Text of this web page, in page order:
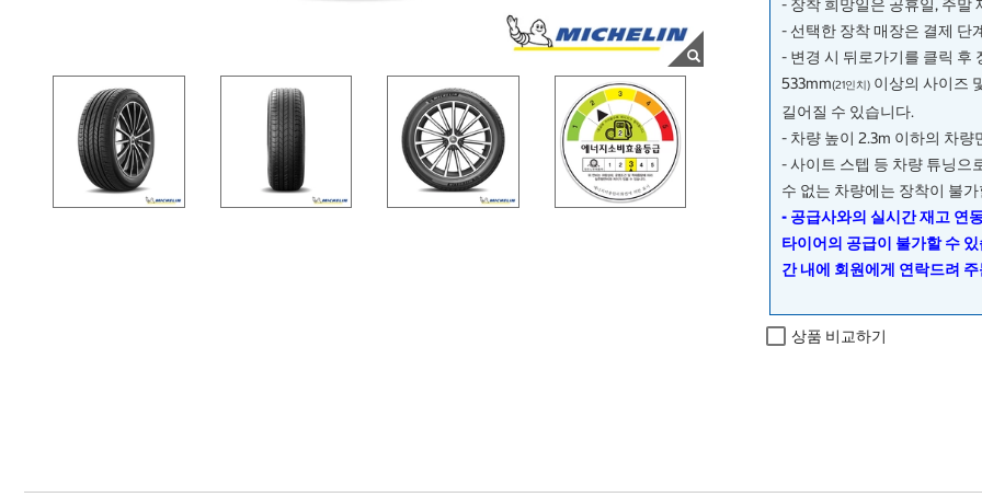
- 장착 희망일은 공휴일, 주말
- 선택한 장착 매장은 결제 단
- 변경 시 뒤로가기를 클릭 후
533mm(21인치) 이상의 사이즈
길어질 수 있습니다.
- 차량 높이 2.3m 이하의 차량
- 사이트 스텝 등 차량 튜닝으
수 없는 차량에는 장착이 불
- 공급사와의 실시간 재고 연
타이어의 공급이 불가할 수
간 내에 회원에게 연락드려
상품 비교하기